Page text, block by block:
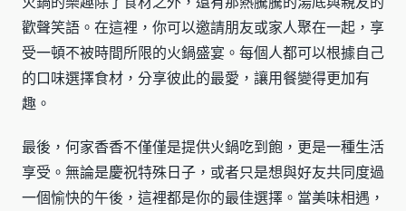
歡聲笑語。在這裡，你可以邀請朋友或家人聚在一起，享
受一頓不被時間所限的火鍋盛宴。每個人都可以根據自己
的口味選擇食材，分享彼此的最愛，讓用餐變得更加有
趣。
最後，何家香香不僅僅是提供火鍋吃到飽，更是一種生活
享受。無論是慶祝特殊日子，或者只是想與好友共同度過
一個愉快的午後，這裡都是你的最佳選擇。當美味相遇，